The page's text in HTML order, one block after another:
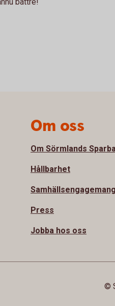
Om oss
Om Sörmlands
Hållbarhet
Samhällsengagemang
Press
Jobba hos oss
©